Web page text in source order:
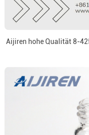
Aijiren hohe Qualität 8-